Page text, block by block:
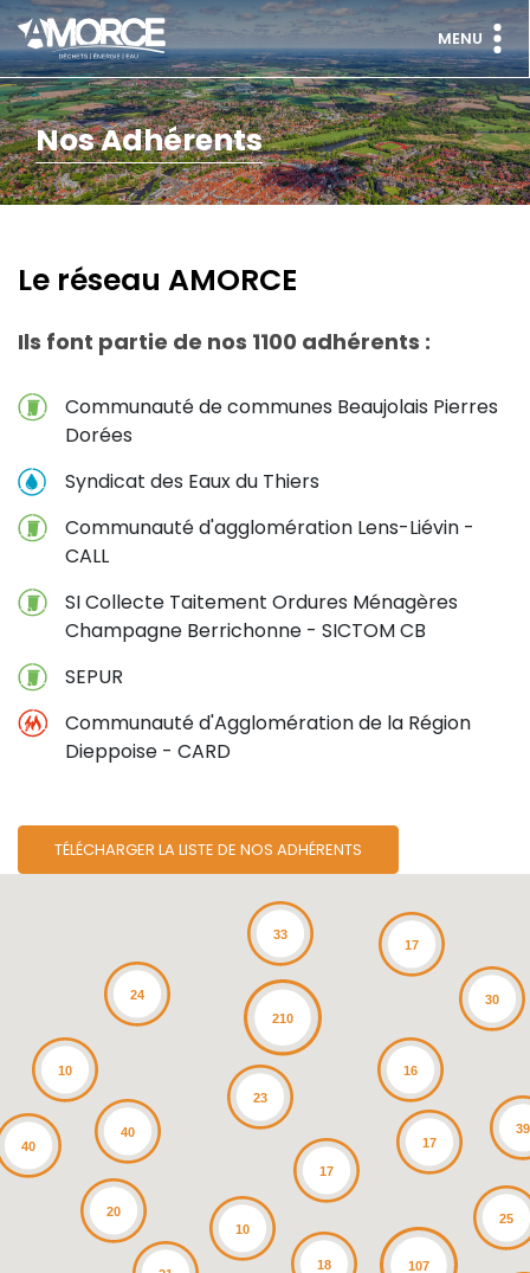
MENU
Nos Adhérents
Le réseau AMORCE
Ils font partie de nos 1100 adhérents :
Communauté de communes Beaujolais Pierres
Dorées
Syndicat des Eaux du Thiers
Communauté d'agglomération Lens-Liévin -
CALL
SI Collecte Taitement Ordures Ménagères
Champagne Berrichonne - SICTOM CB
SEPUR
Communauté d'Agglomération de la Région
Dieppoise - CARD
TÉLÉCHARGER LA LISTE DE NOS ADHÉRENTS
210
107
17
33
40
16
24
40
18
30
17
17
39
23
25
10
20
10